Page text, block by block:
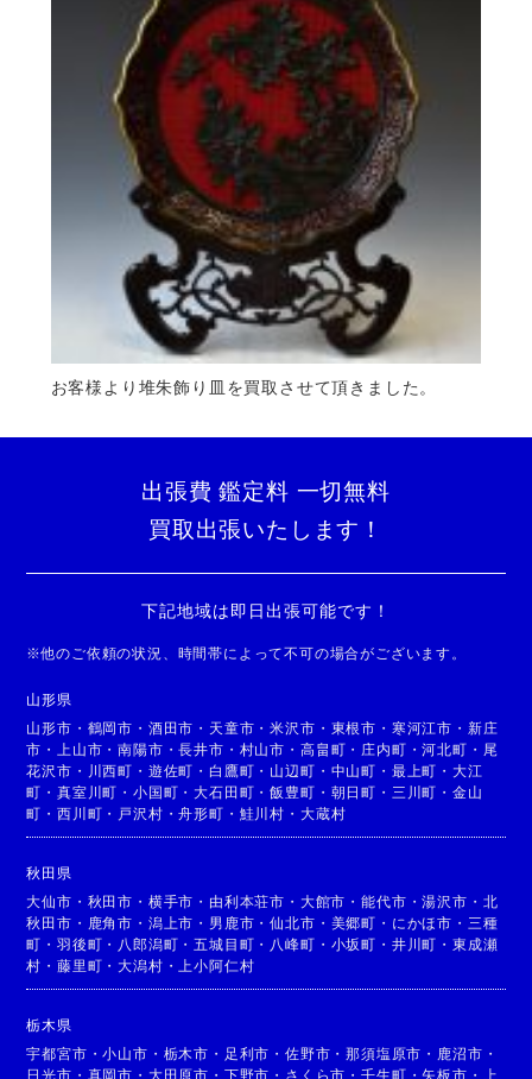
お客様より堆朱飾り皿を買取させて頂きました。
出張費 鑑定料 一切無料
買取出張いたします！
下記地域は即日出張可能です！
※他のご依頼の状況、時間帯によって不可の場合がございます。
山形県
山形市 ・ 鶴岡市 ・ 酒田市 ・ 天童市 ・米沢市 ・ 東根市 ・ 寒河江市 ・ 新庄
市 ・ 上山市 ・南陽市 ・長井市 ・ 村山市 ・ 高畠町 ・ 庄内町 ・河北町 ・ 尾
花沢市 ・ 川西町 ・ 遊佐町 ・ 白鷹町 ・ 山辺町 ・ 中山町 ・ 最上町 ・ 大江
町 ・真室川町 ・小国町 ・大石田町 ・飯豊町 ・ 朝日町 ・ 三川町 ・ 金山
町 ・西川町 ・ 戸沢村 ・舟形町 ・ 鮭川村 ・ 大蔵村
秋田県
大仙市 ・ 秋田市 ・ 横手市 ・ 由利本荘市 ・ 大館市 ・能代市 ・湯沢市 ・ 北
秋田市 ・ 鹿角市 ・ 潟上市 ・ 男鹿市 ・仙北市 ・ 美郷町 ・ にかほ市 ・ 三種
町 ・羽後町 ・ 八郎潟町 ・五城目町 ・ 八峰町 ・ 小坂町 ・ 井川町 ・ 東成瀬
村 ・藤里町 ・大潟村 ・ 上小阿仁村
栃木県
宇都宮市 ・小山市 ・ 栃木市 ・ 足利市 ・佐野市 ・那須塩原市 ・ 鹿沼市 ・
日光市 ・ 真岡市 ・ 大田原市 ・ 下野市 ・ さくら市 ・壬生町 ・矢板市 ・
上